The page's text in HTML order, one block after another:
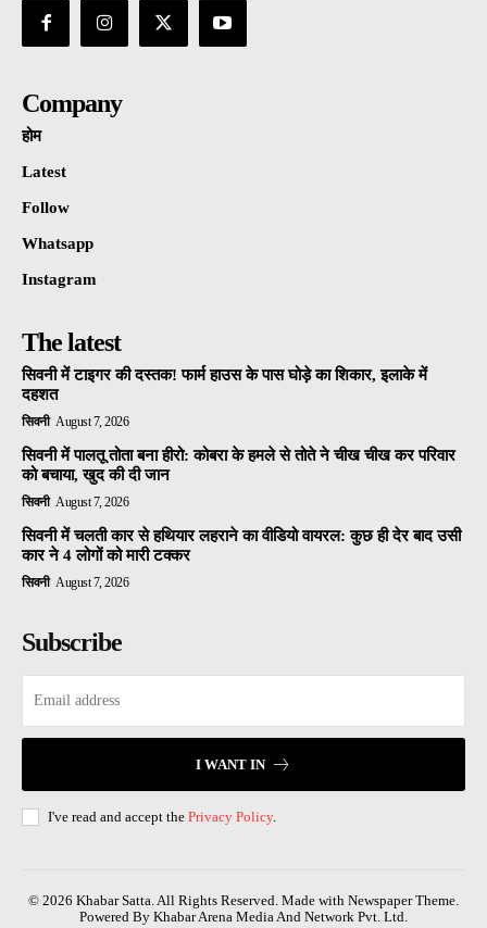
Company
होम
Latest
Follow
Whatsapp
Instagram
The latest
सिवनी में टाइगर की दस्तक! फार्म हाउस के पास घोड़े का शिकार, इलाके में
दहशत
सिवनी August 7, 2026
सिवनी में पालतू तोता बना हीरो: कोबरा के हमले से तोते ने चीख चीख कर परिवार
को बचाया, खुद की दी जान
सिवनी August 7, 2026
सिवनी में चलती कार से हथियार लहराने का वीडियो वायरल: कुछ ही देर बाद उसी
कार ने 4 लोगों को मारी टक्कर
सिवनी August 7, 2026
Subscribe
I WANT IN
I've read and accept the Privacy Policy.
© 2026 Khabar Satta. All Rights Reserved. Made with Newspaper Theme.
Powered By Khabar Arena Media And Network Pvt. Ltd.